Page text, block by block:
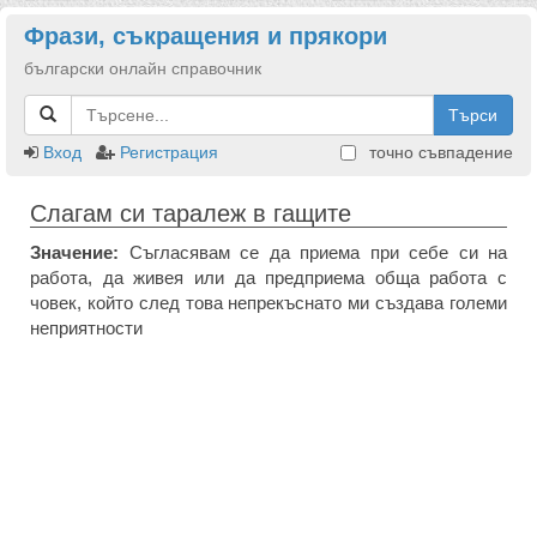
Фрази, съкращения и прякори
български онлайн справочник
Търси
Вход
Регистрация точно съвпадение
Слагам си таралеж в гащите
Значение: Съгласявам се да приема при себе си на
работа, да живея или да предприема обща работа с
човек, който след това непрекъснато ми създава големи
неприятности